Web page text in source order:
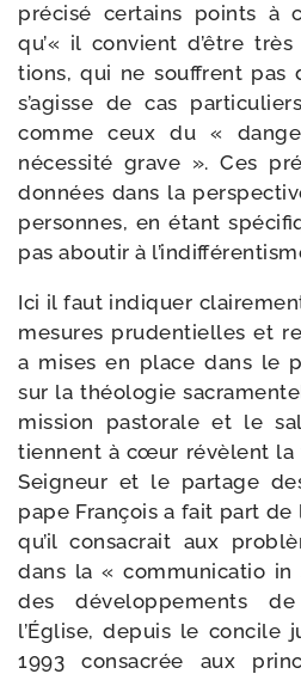
pré­ci­sé cer­tains points à
qu’« il convient d’être
tions, qui ne souffrent pas
s’a­gisse de cas
comme ceux du «
néces­si­té grave ». Ces
don­nées dans la
per­sonnes, en étant
pas abou­tir à
Ici il faut indi­quer
mesures pru­den­tielles et
a mises en place dans le
sur la théo­lo­gie
mis­sion pas­to­rale et le
tiennent à cœur révèlent la
Seigneur et le par­tage
pape François a fait part
qu’il consa­crait aux
dans la « com­mu­ni­ca­tio
des déve­lop­pe­ments
l’Église, depuis le concile
1993 consa­crée aux